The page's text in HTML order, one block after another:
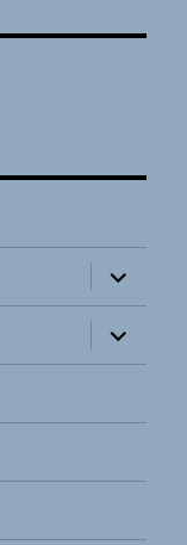
öffnen
öffnen